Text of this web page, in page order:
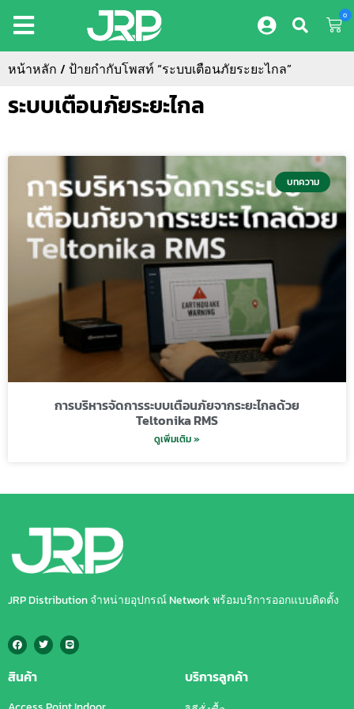
0
หน้าหลัก / ป้ายกำกับโพสท์ “ระบบเตือนภัยระยะไกล”
ระบบเตือนภัยระยะไกล
บทความ
การบริหารจัดการระบบเตือนภัยจากระยะไกลด้วย
Teltonika RMS
ดูเพิ่มเติม »
JRP Distribution จำหน่ายอุปกรณ์ Network พร้อมบริการออกแบบติดตั้ง
สินค้า บริการลูกค้า